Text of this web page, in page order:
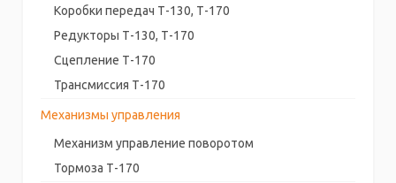
Коробки передач Т-130, Т-170
Редукторы Т-130, Т-170
Сцепление Т-170
Трансмиссия Т-170
Механизмы управления
Механизм управление поворотом
Тормоза Т-170